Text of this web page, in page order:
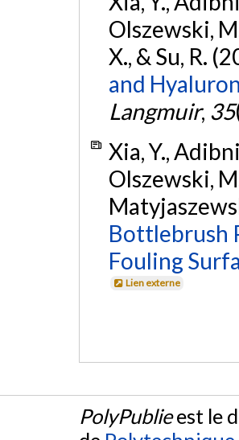
Olszewski,
X., & Su, R.
and
Langmuir, 35
Xia, Y.,
Olszewski,
Bottlebrush
Fouling
Lien externe
PolyPublieest le